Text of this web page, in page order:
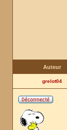
Auteur
grelot04